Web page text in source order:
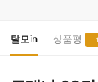
수
량
탈모in 상품평 1